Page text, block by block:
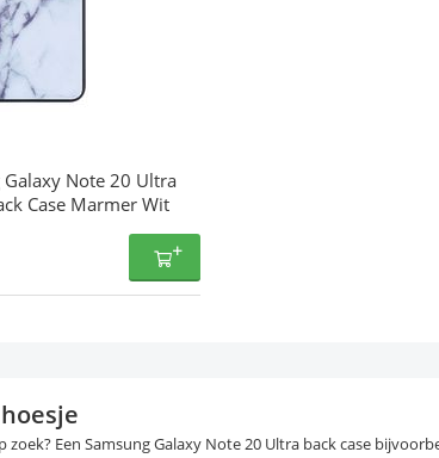
Galaxy Note 20 Ultra
Case Marmer Wit
Een Samsung Galaxy Note 20 Ultra back case